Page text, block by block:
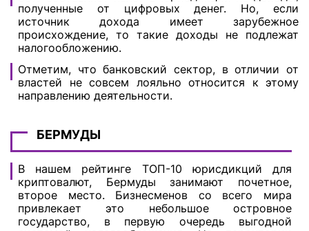
полученные от цифровых денег. Но, если
источник дохода имеет зарубежное
происхождение, то такие доходы не подлежат
налогообложению.
Отметим, что банковский сектор, в отличии от
властей не совсем лояльно относится к этому
направлению деятельности.
БЕРМУДЫ
В нашем рейтинге ТОП-10 юрисдикций для
криптовалют, Бермуды занимают почетное,
второе место. Бизнесменов со всего мира
привлекает это небольшое островное
государство, в первую очередь выгодной